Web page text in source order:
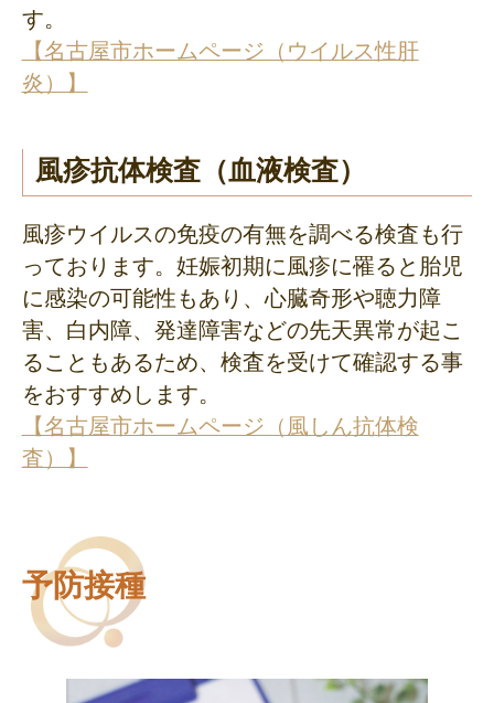
す。
【名古屋市ホームページ（ウイルス性肝
炎）】
風疹抗体検査（血液検査）
風疹ウイルスの免疫の有無を調べる検査も行
っております。妊娠初期に風疹に罹ると胎児
に感染の可能性もあり、心臓奇形や聴力障
害、白内障、発達障害などの先天異常が起こ
ることもあるため、検査を受けて確認する事
をおすすめします。
【名古屋市ホームページ（風しん抗体検
査）】
予防接種